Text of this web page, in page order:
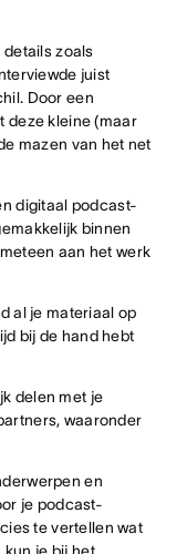
details zoals
juist
Door een
deze kleine (maar
mazen van het net
digitaal podcast-
binnen
aan het werk
al je materiaal op
bij de hand hebt
delen met je
waaronder
en
je podcast-
te vertellen wat